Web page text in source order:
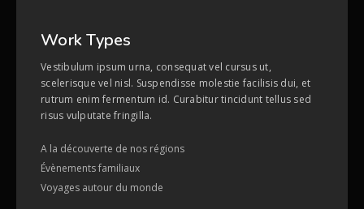
Work Types
Vestibulum ipsum urna, consequat vel cursus ut,
scelerisque vel nisl. Suspendisse molestie facilisis dui, et
rutrum enim fermentum id. Curabitur tincidunt tellus sed
risus vulputate fringilla.
A la découverte de nos régions
Évènements familiaux
Voyages autour du monde